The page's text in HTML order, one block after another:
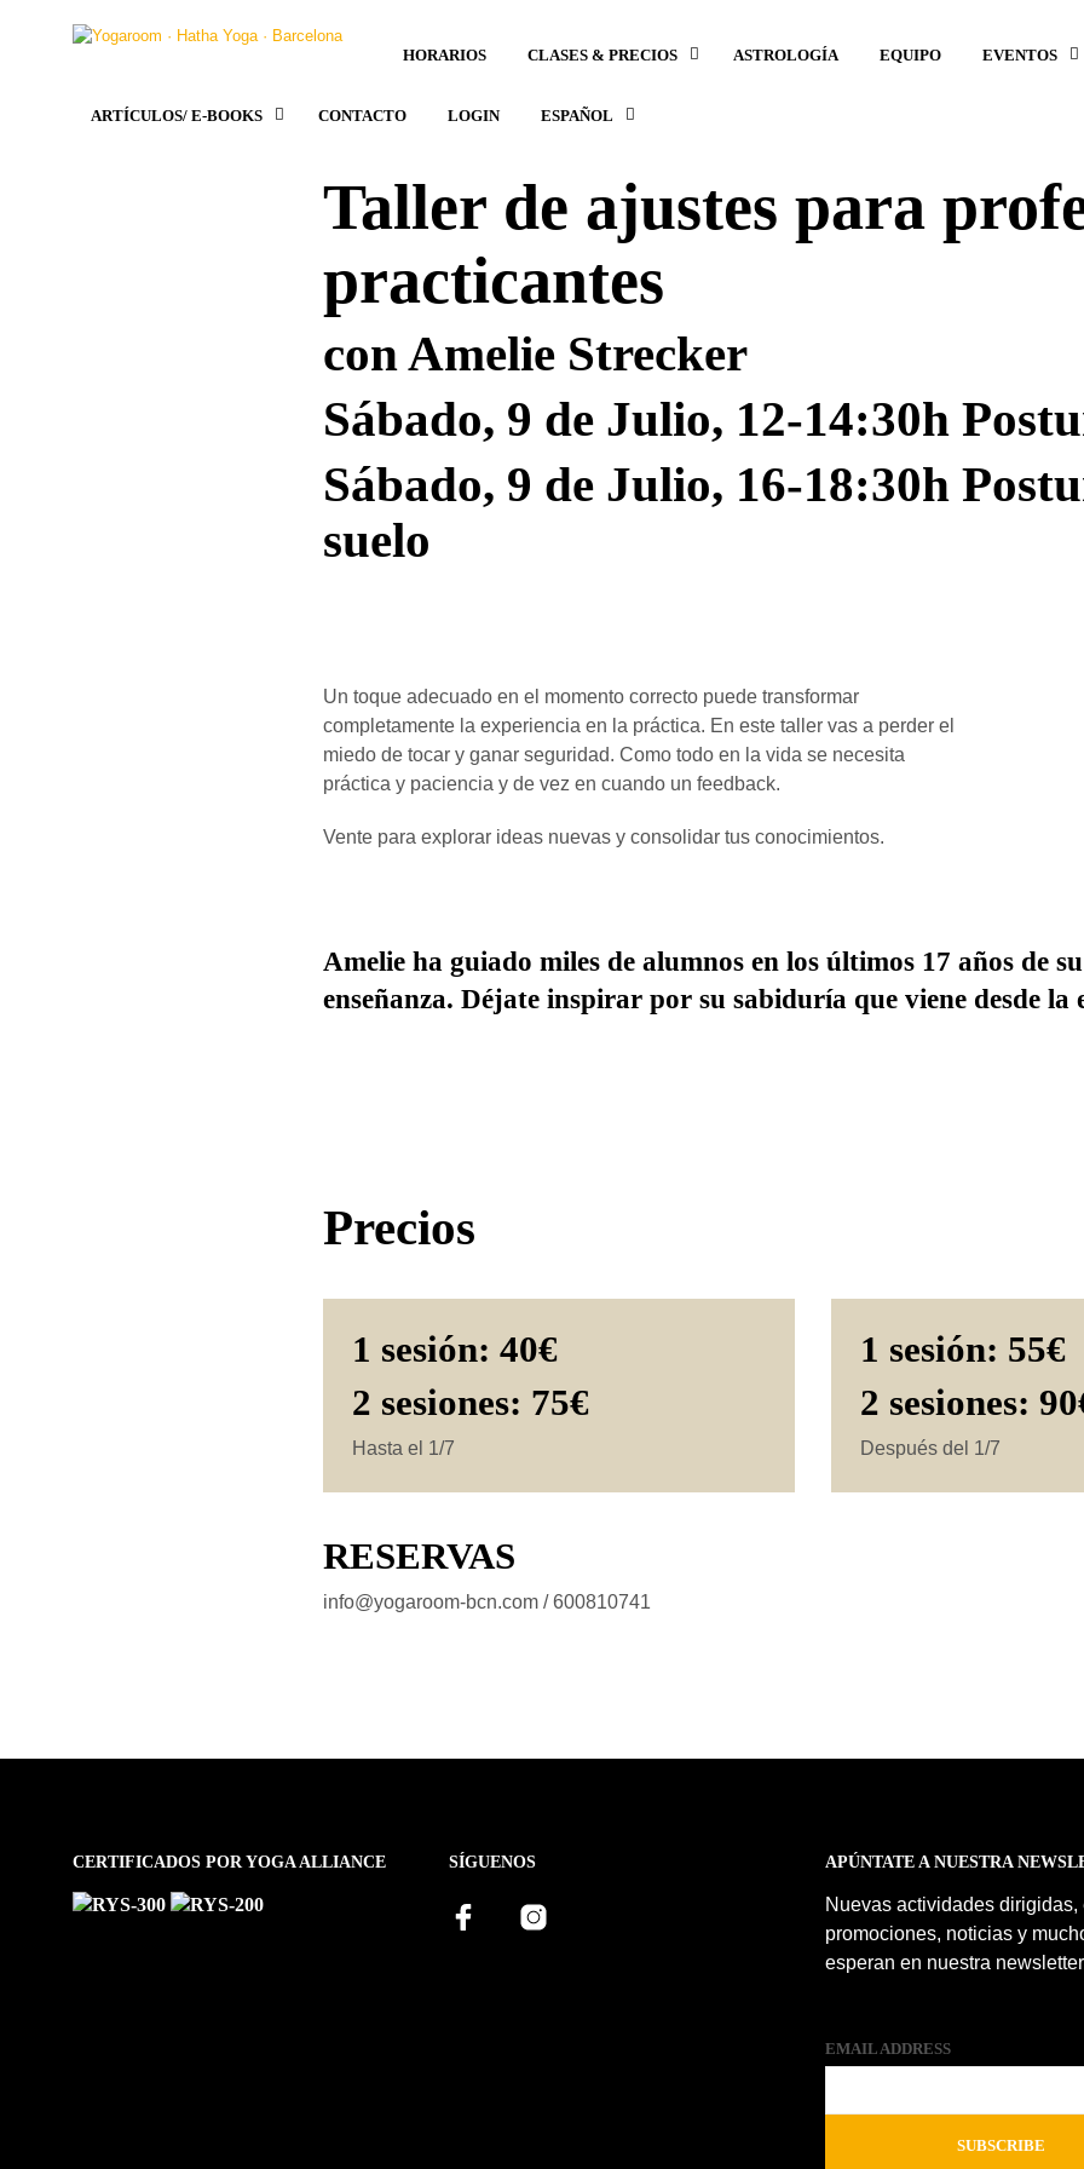
HORARIOS CLASES & PRECIOS ASTROLOGÍA EQUIPO EVENTOS
ARTÍCULOS/ E-BOOKS CONTACTO LOGIN ESPAÑOL
Taller de ajustes para
practicantes
con Amelie Strecker
Sábado, 9 de Julio, 12-14:30h
Sábado, 9 de Julio, 16-18:30h
suelo
Un toque adecuado en el momento correcto puede transformar
completamente la experiencia en la práctica. En este taller vas a perder el
miedo de tocar y ganar seguridad. Como todo en la vida se necesita
práctica y paciencia y de vez en cuando un feedback.
Vente para explorar ideas nuevas y consolidar tus conocimientos.
Amelie ha guiado miles de alumnos en los últimos 17 años de
enseñanza. Déjate inspirar por su sabiduría que viene desde la
Precios
1 sesión: 40€
2 sesiones: 75€
Hasta el 1/7
1 sesión: 55€
2 sesiones:
Después del 1/7
RESERVAS
info@yogaroom-bcn.com / 600810741
CERTIFICADOS POR YOGA ALLIANCE SÍGUENOS APÚNTATE A NUESTRA
Nuevas actividades dirigidas,
promociones, noticias y
esperan en nuestra newsletter
EMAIL ADDRESS